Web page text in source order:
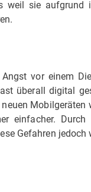
weil sie
Angst vor einem
überall digital
einfacher.
Gefahren jedoch